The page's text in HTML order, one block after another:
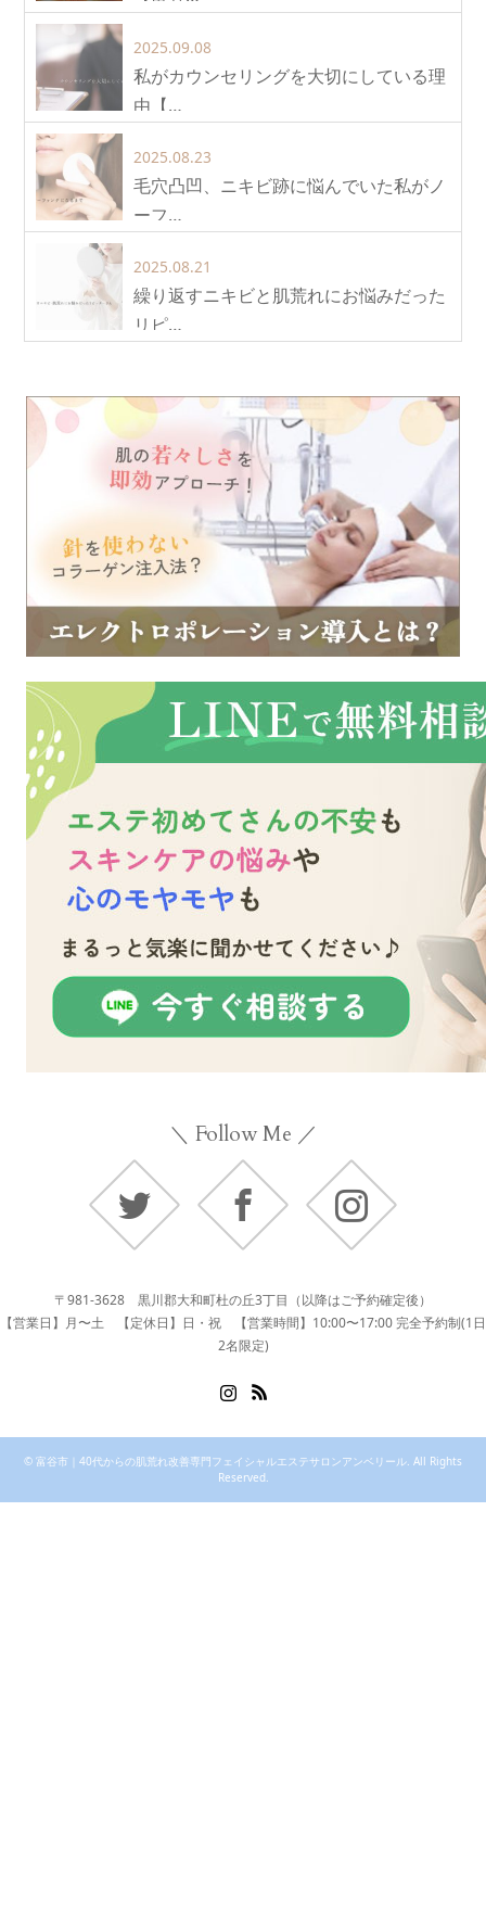
2025.09.08
私がカウンセリングを大切にしている理
由【…
2025.08.23
毛穴凸凹、ニキビ跡に悩んでいた私がノ
ーフ…
2025.08.21
繰り返すニキビと肌荒れにお悩みだった
リピ…
＼ Follow Me ／
Facebook Instagram
〒981-3628 黒川郡大和町杜の丘3丁目（以降はご予約確定後）
【営業日】月〜土 【定休日】日・祝 【営業時間】10:00〜17:00 完全予約制(1日
2名限定)
© 富谷市｜40代からの肌荒れ改善専門フェイシャルエステサロンアンベリール. All Rights
Reserved.